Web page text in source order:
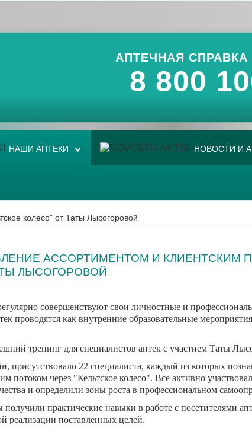
АПТЕЧНАЯ СПРАВКА
8 800
НАШИ АПТЕКИ НОВОСТИ И
колесо" от Таты Лысогоровой
АССОРТИМЕНТОМ И КЛИЕНТСКИМ
ЛЫСОГОРОВОЙ
совершенствуют свои личностные и
проводятся как внутренние образовательные
тренинг для специалистов аптек с участием Таты
присутствовало 22 специалиста, каждый из которых
потоком через "Кельтское колесо". Все активно
и определили зоны роста в профессиональном
получили практические навыки в работе с посетителями
реализации поставленных целей.